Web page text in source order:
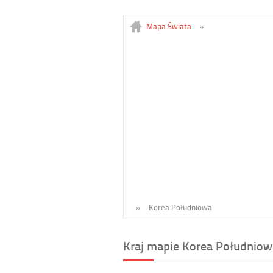
Mapa Świata »
» Korea Południowa
Kraj mapie Korea